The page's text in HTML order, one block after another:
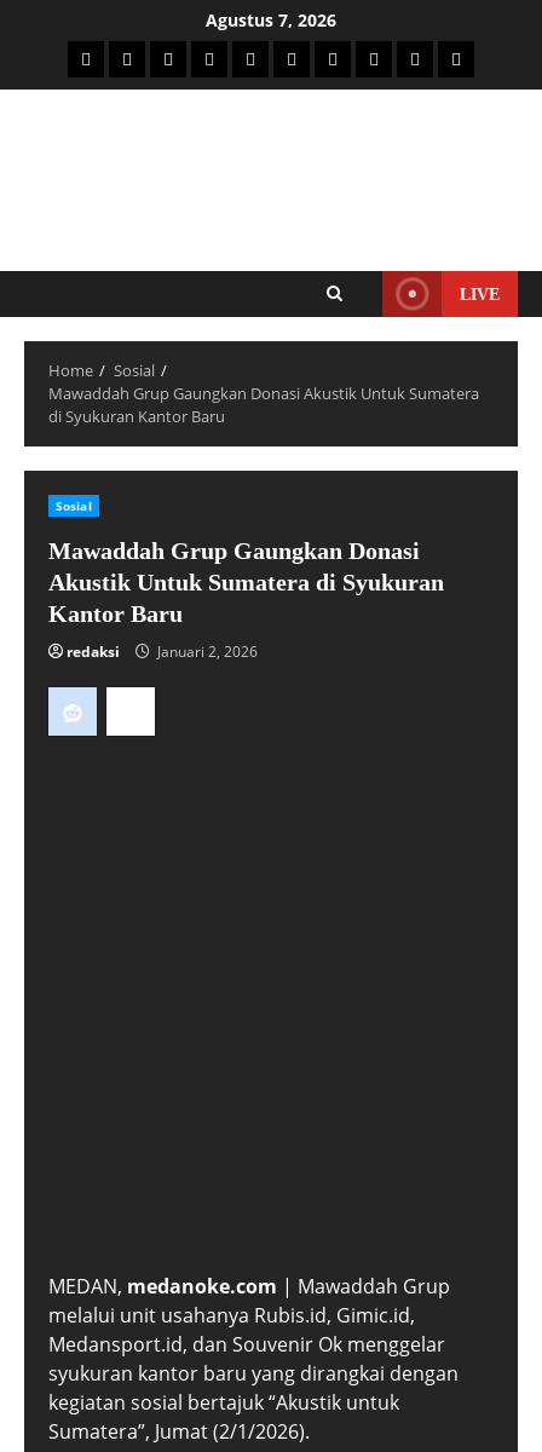
Agustus 7, 2026
LIVE
Home
Sosial
Mawaddah Grup Gaungkan Donasi Akustik Untuk Sumatera
di Syukuran Kantor Baru
Sosial
Mawaddah Grup Gaungkan Donasi
Akustik Untuk Sumatera di Syukuran
Kantor Baru
redaksi Januari 2, 2026
MEDAN, medanoke.com | Mawaddah Grup
melalui unit usahanya Rubis.id, Gimic.id,
Medansport.id, dan Souvenir Ok menggelar
syukuran kantor baru yang dirangkai dengan
kegiatan sosial bertajuk “Akustik untuk
Sumatera”, Jumat (2/1/2026).